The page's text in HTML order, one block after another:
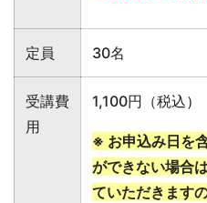
定員 30名
受講費
用
1,100円（税込）
※ お申込み日を
ができない場合
ていただきます